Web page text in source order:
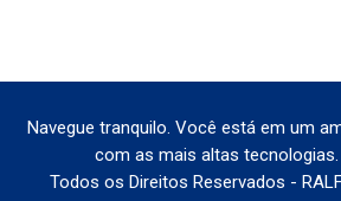
Navegue tranquilo. Você está em um
com as mais altas tecnologias.
Todos os Direitos Reservados - RALF